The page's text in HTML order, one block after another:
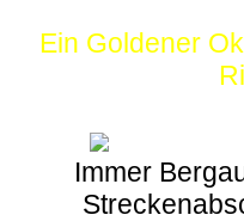
Ein Goldener
Immer